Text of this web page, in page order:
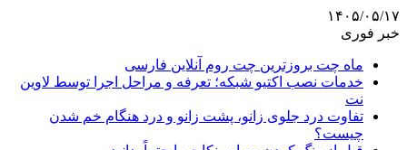
۱۴۰۵/۰۵/۱۷
خبر فوری
ماه چت بروزترین چت روم آنلاین فارسی
خدمات نصب اکتیو شبکه؛ تعرفه و مراحل اجرا توسط لاوین
نت
تفاوت درد جلوی زانو، پشت زانو و درد هنگام خم شدن
چیست؟